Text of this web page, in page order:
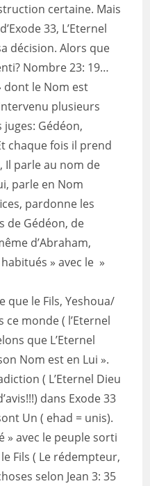
certaine. Mais
33, L’Eternel
décision. Alors que
Nombre 23: 19…
dont le Nom est
plusieurs
Gédéon,
chaque fois il prend
Il parle au nom de
parle en Nom
pardonne les
de Gédéon, de
d’Abraham,
» avec le »
que le Fils, Yeshoua/
ce monde ( l’Eternel
que L’Eternel
Nom est en Lui ».
( L’Eternel Dieu
dans Exode 33
Un ( ehad = unis).
» avec le peuple sorti
Fils ( Le rédempteur,
selon Jean 3: 35